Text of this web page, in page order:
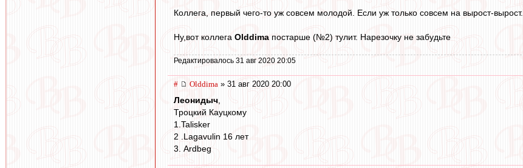
Коллега, первый чего-то уж совсем молодой. Если уж только совсем на вырост-вырост..
Ну,вот коллега Olddima постарше (№2) тулит. Нарезочку не забудьте
Редактировалось 31 авг 2020 20:05
# Olddima » 31 авг 2020 20:00
Леонидыч
Троцкий Кауцкому
1.Talisker
2 .Lagavulin 16 лет
3. Ardbeg